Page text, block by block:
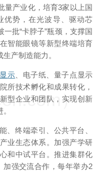
量产业化，培育3家以上国
优势，在光波导、驱动芯
批“卡脖子”瓶颈，支撑国
智能眼镜等新型终端培育
产制造能力。
示 、电子纸、量子点显示
所技术孵化和成果转化，
型企业和团队，实现创新
终端牵引、公共平台、
业生态体系。加强产学研
和中试平台。推进集群化
加强交流合作，每年举办2
）